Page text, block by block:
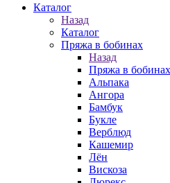
Каталог
Назад
Каталог
Пряжа в бобинах
Назад
Пряжа в бобинах
Альпака
Ангора
Бамбук
Букле
Верблюд
Кашемир
Лён
Вискоза